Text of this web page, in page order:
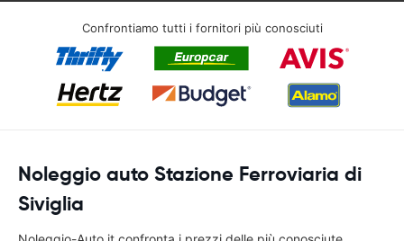
Confrontiamo tutti i fornitori più conosciuti
Noleggio auto Stazione Ferroviaria di
Siviglia